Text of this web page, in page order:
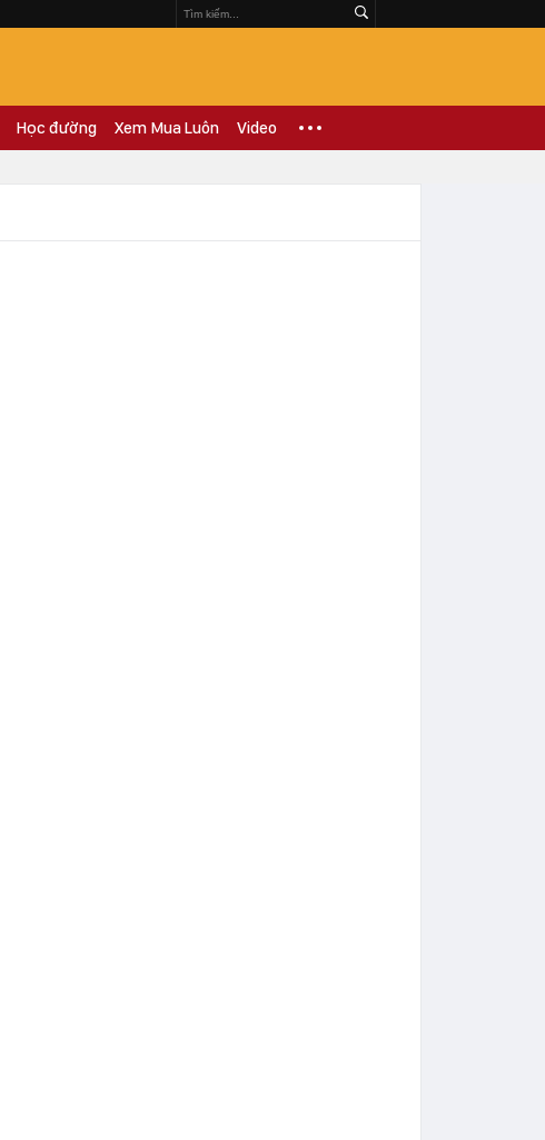
Học đường Xem Mua Luôn Video